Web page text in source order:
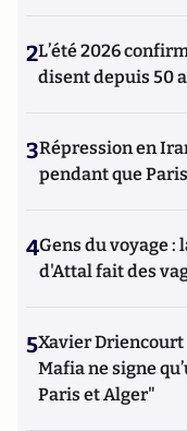
2L’été 2026
disent depuis 50
3Répression en
pendant que
4Gens du voyage
d'Attal fait des
5Xavier Driencourt
Mafia ne signe
Paris et Alger"